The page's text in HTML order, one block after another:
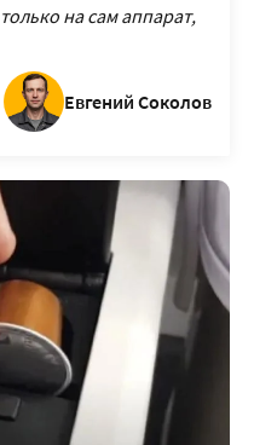
на сам аппарат,
Евгений Соколов